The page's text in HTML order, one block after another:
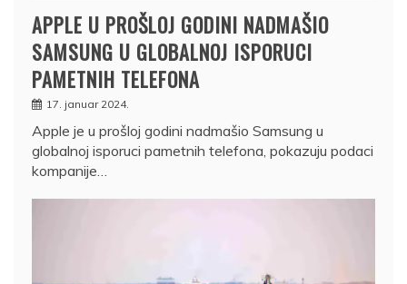
APPLE U PROŠLOJ GODINI NADMAŠIO
SAMSUNG U GLOBALNOJ ISPORUCI
PAMETNIH TELEFONA
17. januar 2024.
Apple je u prošloj godini nadmašio Samsung u
globalnoj isporuci pametnih telefona, pokazuju podaci
kompanije…